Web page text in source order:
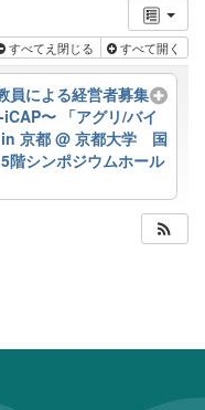
すべてえ閉じる すべて開く
による経営者募集
〜 「アグリ/バイ
in 京都@ 京都大学 国
シンポジウムホール